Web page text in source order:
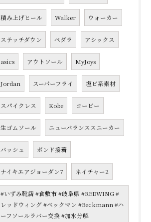
積み上げヒール Walker ウォーカー
ステッチダウン ペダラ アシックス
asics アウトソール MyJoys
Jordan スーパーフライ 塩ビ系素材
スパイクレス Kobe コービー
生ゴムソール ニューバランススニーカー
バッシュ ボンド接着
ナイキエアジョーダン7 ネイチャー2
#いずみ靴店 #倉敷市 #岐阜県 #REDWING #
レッドウィング #ベックマン #Beckmann #ハ
ーフソールラバー交換 #加水分解